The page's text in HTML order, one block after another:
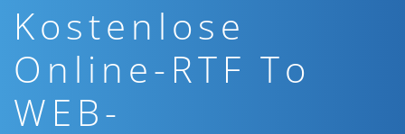
Kostenlose
Online-RTF To
WEB-